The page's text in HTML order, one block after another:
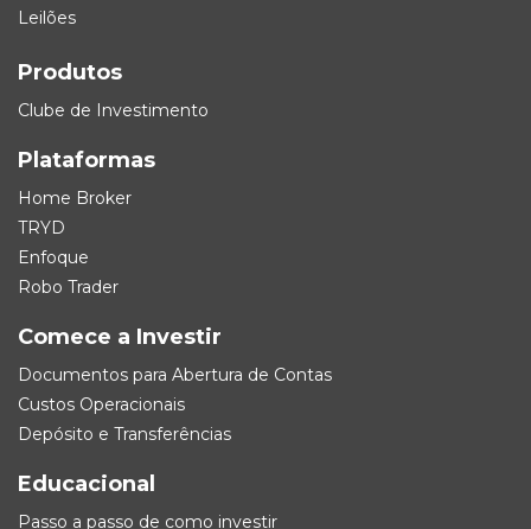
Leilões
Produtos
Clube de Investimento
Plataformas
Home Broker
TRYD
Enfoque
Robo Trader
Comece a Investir
Documentos para Abertura de Contas
Custos Operacionais
Depósito e Transferências
Educacional
Passo a passo de como investir